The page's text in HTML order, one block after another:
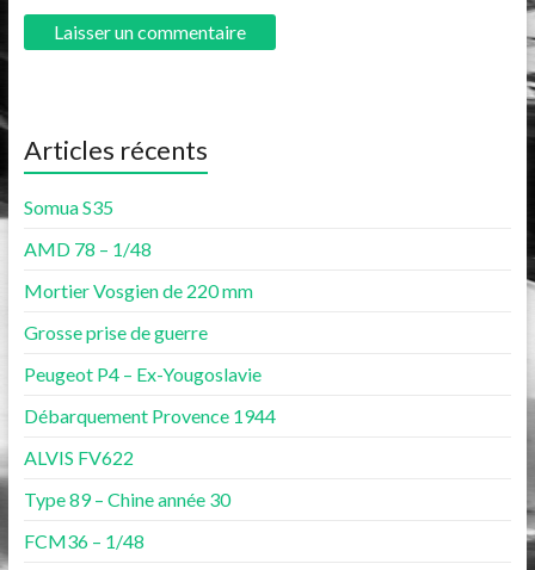
Articles récents
Somua S35
AMD 78 – 1/48
Mortier Vosgien de 220 mm
Grosse prise de guerre
Peugeot P4 – Ex-Yougoslavie
Débarquement Provence 1944
ALVIS FV622
Type 89 – Chine année 30
FCM36 – 1/48